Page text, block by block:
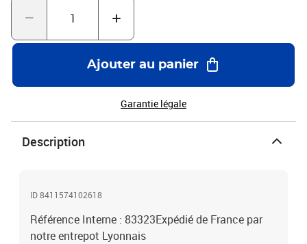
Ajouter au panier
Garantie légale
Description
ID 8411574102618
Référence Interne : 83323Expédié de France par
notre entrepot Lyonnais